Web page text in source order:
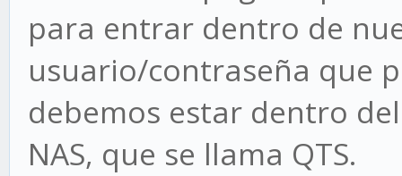
para entrar dentro de
usuario/contraseña que
debemos estar dentro
NAS, que se llama QTS.